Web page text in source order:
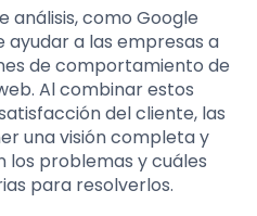
análisis, como Google
a las empresas a
de comportamiento de
Al combinar estos
del cliente, las
una visión completa y
los problemas y cuáles
para resolverlos.